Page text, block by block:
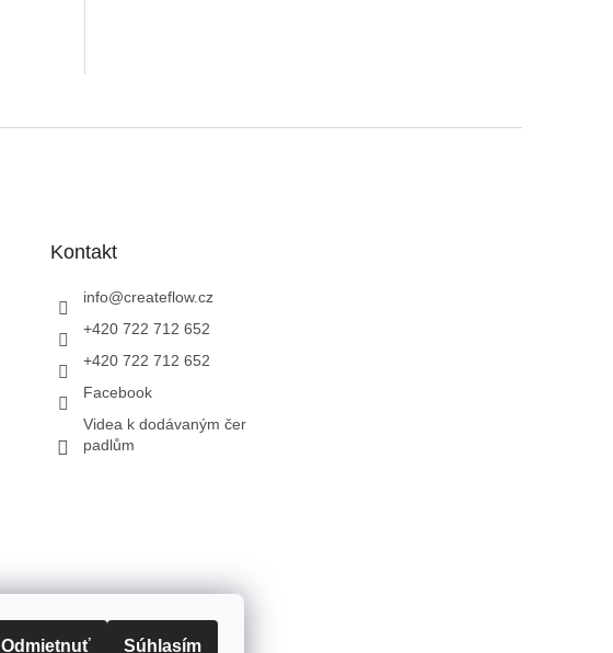
Odmietnuť Súhlasím
Kontakt
info@createflow.cz
+420 722 712 652
+420 722 712 652
Facebook
Videa k dodávaným čer
padlům